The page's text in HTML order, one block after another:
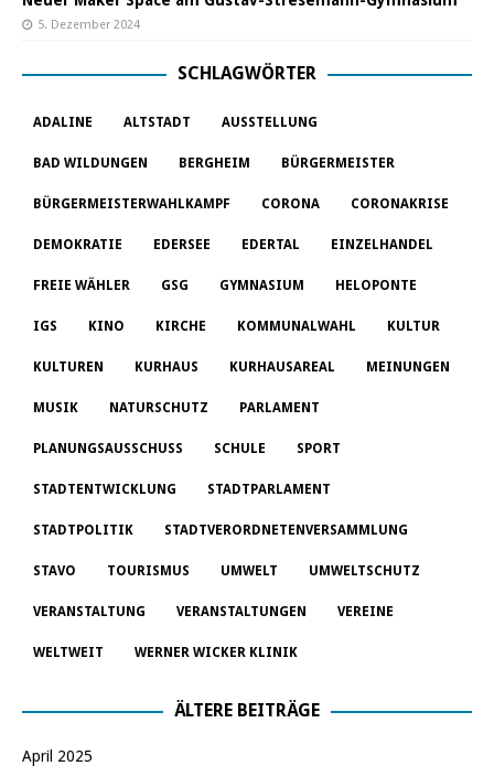
5. Dezember 2024
SCHLAGWÖRTER
ADALINE ALTSTADT AUSSTELLUNG
BAD WILDUNGEN BERGHEIM BÜRGERMEISTER
BÜRGERMEISTERWAHLKAMPF CORONA CORONAKRISE
DEMOKRATIE EDERSEE EDERTAL EINZELHANDEL
FREIE WÄHLER GSG GYMNASIUM HELOPONTE
IGS KINO KIRCHE KOMMUNALWAHL KULTUR
KULTUREN KURHAUS KURHAUSAREAL MEINUNGEN
MUSIK NATURSCHUTZ PARLAMENT
PLANUNGSAUSSCHUSS SCHULE SPORT
STADTENTWICKLUNG STADTPARLAMENT
STADTPOLITIK STADTVERORDNETENVERSAMMLUNG
STAVO TOURISMUS UMWELT UMWELTSCHUTZ
VERANSTALTUNG VERANSTALTUNGEN VEREINE
WELTWEIT WERNER WICKER KLINIK
ÄLTERE BEITRÄGE
April 2025